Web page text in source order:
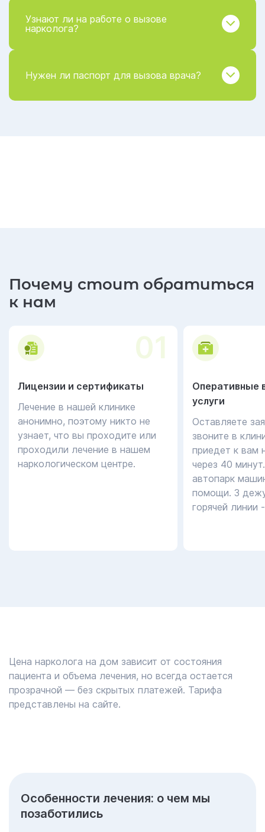
Узнают ли на работе о вызове
нарколога?
Нужен ли паспорт для вызова врача?
Почему стоит обратиться
к нам
01
Лицензии и сертификаты
Лечение в нашей клинике
анонимно, поэтому никто не
узнает, что вы проходите или
проходили лечение в нашем
наркологическом центре.
Оперативные
услуги
Оставляете
звоните в
приедет к вам
через 40
автопарк
помощи. 3
горячей линии
Цена нарколога на дом зависит от состояния
пациента и объема лечения, но всегда остается
прозрачной — без скрытых платежей. Тарифа
представлены на сайте.
Особенности лечения: о чем мы
позаботились